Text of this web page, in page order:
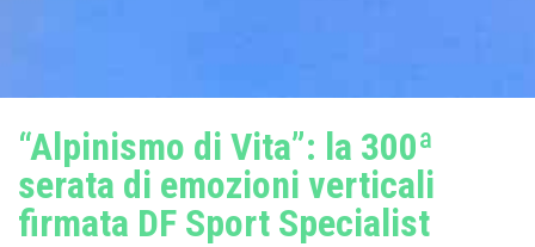
“Alpinismo di Vita”: la 300ª
serata di emozioni verticali
firmata DF Sport Specialist